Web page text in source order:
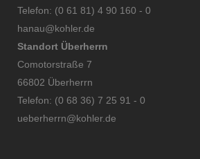
Telefon: (0 61 81) 4 90 160 - 0
hanau@kohler.de​
Standort Überherrn
Comotorstraße 7
66802 Überherrn
Telefon: (0 68 36) 7 25 91 - 0
ueberherrn@kohler.de​